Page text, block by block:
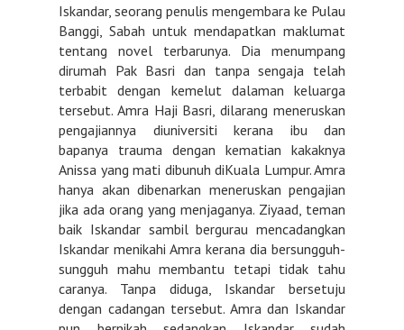
Iskandar, seorang penulis mengembara ke Pulau
Banggi, Sabah untuk mendapatkan maklumat
tentang novel terbarunya. Dia menumpang
dirumah Pak Basri dan tanpa sengaja telah
terbabit dengan kemelut dalaman keluarga
tersebut. Amra Haji Basri, dilarang meneruskan
pengajiannya diuniversiti kerana ibu dan
bapanya trauma dengan kematian kakaknya
Anissa yang mati dibunuh diKuala Lumpur. Amra
hanya akan dibenarkan meneruskan pengajian
jika ada orang yang menjaganya. Ziyaad, teman
baik Iskandar sambil bergurau mencadangkan
Iskandar menikahi Amra kerana dia bersungguh-
sungguh mahu membantu tetapi tidak tahu
caranya. Tanpa diduga, Iskandar bersetuju
dengan cadangan tersebut. Amra dan Iskandar